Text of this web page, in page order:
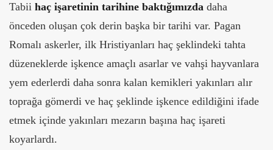
Tabii haç işaretinin tarihine baktığımızda daha
önceden oluşan çok derin başka bir tarihi var. Pagan
Romalı askerler, ilk Hristiyanları haç şeklindeki tahta
düzeneklerde işkence amaçlı asarlar ve vahşi hayvanlara
yem ederlerdi daha sonra kalan kemikleri yakınları alır
toprağa gömerdi ve haç şeklinde işkence edildiğini ifade
etmek içinde yakınları mezarın başına haç işareti
koyarlardı.